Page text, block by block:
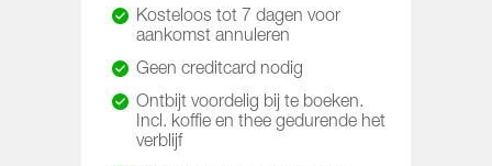
Kosteloos tot 7 dagen voor
aankomst annuleren
Geen creditcard nodig
Ontbijt voordelig bij te boeken.
Incl. koffie en thee gedurende het
verblijf